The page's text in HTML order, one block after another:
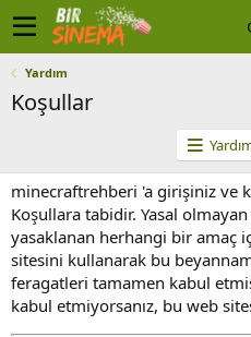
Yardım
Koşullar
minecraftrehberi 'a girişiniz ve
Koşullara tabidir. Yasal
yasaklanan herhangi bir amaç
sitesini kullanarak bu
feragatleri tamamen kabul etmiş
kabul etmiyorsanız, bu web